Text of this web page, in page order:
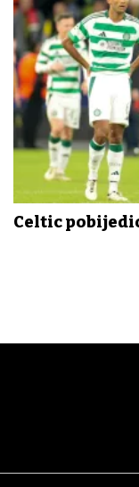
Celtic